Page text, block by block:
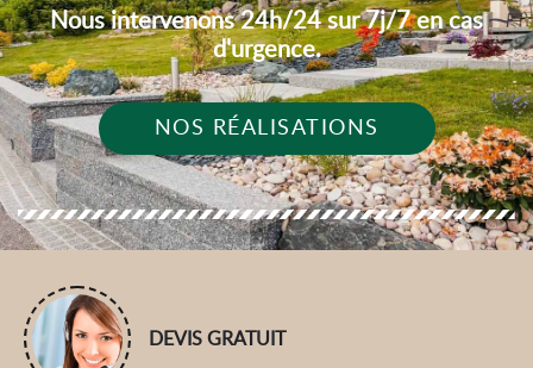
Nous intervenons 24h/24 sur 7j/7 en cas
d'urgence.
NOS RÉALISATIONS
DEVIS GRATUIT